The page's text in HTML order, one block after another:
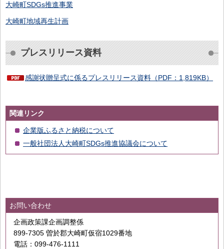
大崎町SDGs推進事業
大崎町地域再生計画
プレスリリース資料
感謝状贈呈式に係るプレスリリース資料（PDF：1,819KB）
関連リンク
企業版ふるさと納税について
一般社団法人大崎町SDGs推進協議会について
お問い合わせ
企画政策課企画調整係
899-7305 曽於郡大崎町仮宿1029番地
電話：099-476-1111